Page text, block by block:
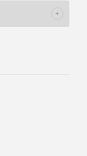
для использования